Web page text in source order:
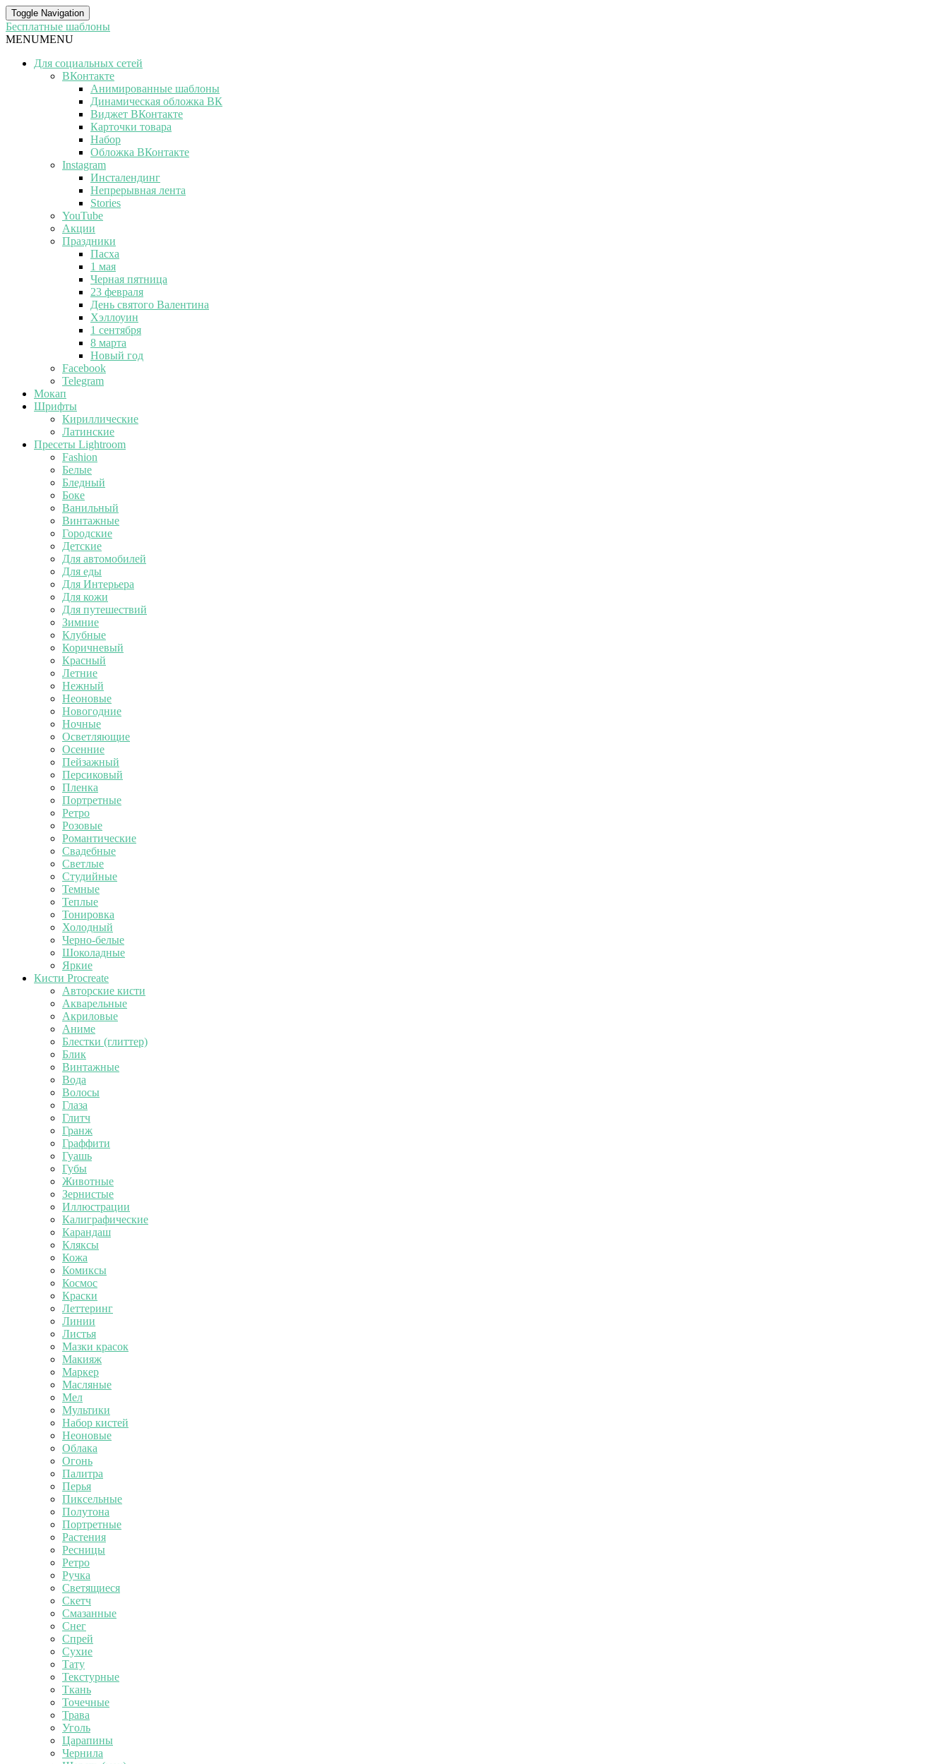
Toggle Navigation
Бесплатные шаблоны
MENUMENU
Для социальных сетей
ВКонтакте
Анимированные шаблоны
Динамическая обложка ВК
Виджет ВКонтакте
Карточки товара
Набор
Обложка ВКонтакте
Instagram
Инсталендинг
Непрерывная лента
Stories
YouTube
Акции
Праздники
Пасха
1 мая
Черная пятница
23 февраля
День святого Валентина
Хэллоуин
1 сентября
8 марта
Новый год
Facebook
Telegram
Мокап
Шрифты
Кириллические
Латинские
Пресеты Lightroom
Fashion
Белые
Бледный
Боке
Ванильный
Винтажные
Городские
Детские
Для автомобилей
Для еды
Для Интерьера
Для кожи
Для путешествий
Зимние
Клубные
Коричневый
Красный
Летние
Нежный
Неоновые
Новогодние
Ночные
Осветляющие
Осенние
Пейзажный
Персиковый
Пленка
Портретные
Ретро
Розовые
Романтические
Свадебные
Светлые
Студийные
Темные
Теплые
Тонировка
Холодный
Черно-белые
Шоколадные
Яркие
Кисти Procreate
Авторские кисти
Акварельные
Акриловые
Аниме
Блестки (глиттер)
Блик
Винтажные
Вода
Волосы
Глаза
Глитч
Гранж
Граффити
Гуашь
Губы
Животные
Зернистые
Иллюстрации
Калиграфические
Карандаш
Кляксы
Кожа
Комиксы
Космос
Краски
Леттеринг
Линии
Листья
Мазки красок
Макияж
Маркер
Масляные
Мел
Мультики
Набор кистей
Неоновые
Облака
Огонь
Палитра
Перья
Пиксельные
Полутона
Портретные
Растения
Ресницы
Ретро
Ручка
Светящиеся
Скетч
Смазанные
Снег
Спрей
Сухие
Тату
Текстурные
Ткань
Точечные
Трава
Уголь
Царапины
Чернила